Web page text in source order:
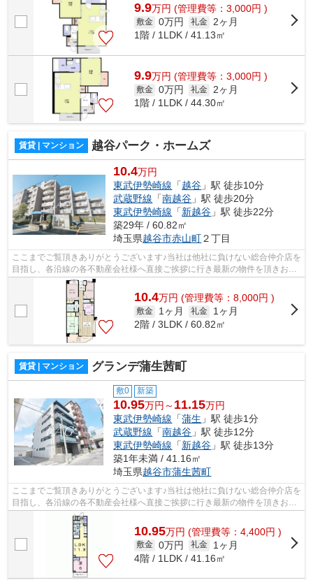
9.9万円 (管理費等：3,000円 )
敷金 0万円 礼金 2ヶ月
1階 / 1LDK / 41.13㎡
9.9万円 (管理費等：3,000円 )
敷金 0万円 礼金 2ヶ月
1階 / 1LDK / 44.30㎡
賃貸 | マンション 越谷パーク・ホームズ
10.4万円
東武伊勢崎線 「越谷 」駅 徒歩10分
武蔵野線 「南越谷 」駅 徒歩20分
東武伊勢崎線 「新越谷 」駅 徒歩22分
築29年 / 60.82㎡
埼玉県越谷市赤山町２丁目
ここまでご覧頂きありがとうございます♪当社は他社に負けない総合仲介店を
目指し、各沿線の各不動産会社様へ直接ご挨拶に行き最新の物件を頂きお客
様へ提供しております！最新の情報は...
10.4万円 (管理費等：8,000円 )
敷金 1ヶ月 礼金
1ヶ月
2階 / 3LDK / 60.82㎡
賃貸 | マンション グランデ蒲生茜町
敷0 新築
10.95万円～ 11.15万円
東武伊勢崎線 「蒲生 」駅 徒歩1分
武蔵野線 「南越谷 」駅 徒歩12分
東武伊勢崎線 「新越谷 」駅 徒歩13分
築1年未満 / 41.16㎡
埼玉県越谷市蒲生茜町
ここまでご覧頂きありがとうございます♪当社は他社に負けない総合仲介店を
目指し、各沿線の各不動産会社様へ直接ご挨拶に行き最新の物件を頂きお客
様へ提供しております！最新の情報は...
10.95万円 (管理費等：4,400円 )
敷金 0万円 礼金
1ヶ月
4階 / 1LDK / 41.16㎡